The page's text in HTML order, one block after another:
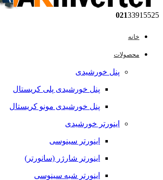
02133915525
خانه
محصولات
پنل خورشیدی
پنل خورشیدی پلی کریستال
پنل خورشیدی مونو کریستال
اینورتر خورشیدی
اینورتر سینوسی
اینورتر شارژر (سانورتر)
اینورتر شبه سینوسی